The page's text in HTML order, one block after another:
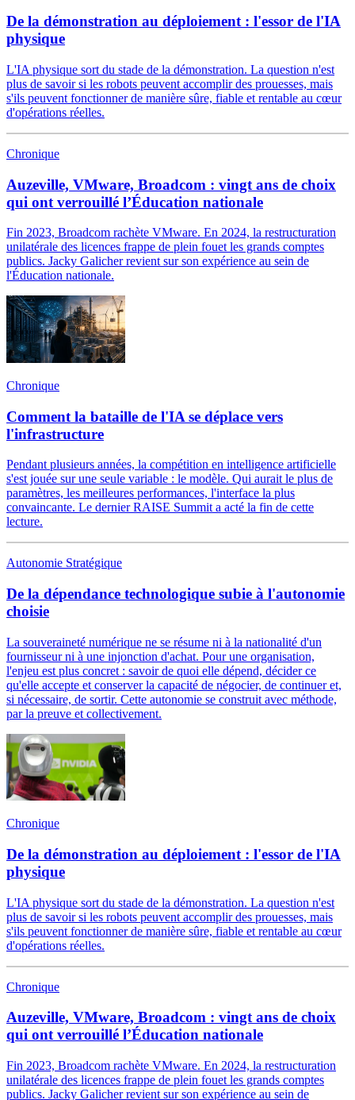
De la démonstration au déploiement : l'essor de l'IA
physique
L'IA physique sort du stade de la démonstration. La question n'est
plus de savoir si les robots peuvent accomplir des prouesses, mais
s'ils peuvent fonctionner de manière sûre, fiable et rentable au cœur
d'opérations réelles.
Chronique
Auzeville, VMware, Broadcom : vingt ans de choix
qui ont verrouillé l’Éducation nationale
Fin 2023, Broadcom rachète VMware. En 2024, la restructuration
unilatérale des licences frappe de plein fouet les grands comptes
publics. Jacky Galicher revient sur son expérience au sein de
l'Éducation nationale.
Chronique
Comment la bataille de l'IA se déplace vers
l'infrastructure
Pendant plusieurs années, la compétition en intelligence artificielle
s'est jouée sur une seule variable : le modèle. Qui aurait le plus de
paramètres, les meilleures performances, l'interface la plus
convaincante. Le dernier RAISE Summit a acté la fin de cette
lecture.
Autonomie Stratégique
De la dépendance technologique subie à l'autonomie
choisie
La souveraineté numérique ne se résume ni à la nationalité d'un
fournisseur ni à une injonction d'achat. Pour une organisation,
l'enjeu est plus concret : savoir de quoi elle dépend, décider ce
qu'elle accepte et conserver la capacité de négocier, de continuer et,
si nécessaire, de sortir. Cette autonomie se construit avec méthode,
par la preuve et collectivement.
Chronique
De la démonstration au déploiement : l'essor de l'IA
physique
L'IA physique sort du stade de la démonstration. La question n'est
plus de savoir si les robots peuvent accomplir des prouesses, mais
s'ils peuvent fonctionner de manière sûre, fiable et rentable au cœur
d'opérations réelles.
Chronique
Auzeville, VMware, Broadcom : vingt ans de choix
qui ont verrouillé l’Éducation nationale
Fin 2023, Broadcom rachète VMware. En 2024, la restructuration
unilatérale des licences frappe de plein fouet les grands comptes
publics. Jacky Galicher revient sur son expérience au sein de